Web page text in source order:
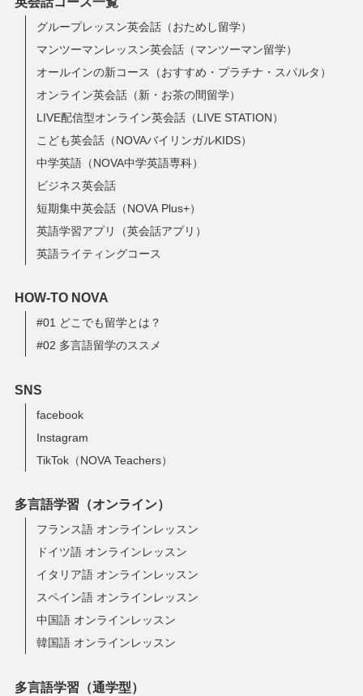
グループレッスン英会話（おためし留学）
マンツーマンレッスン英会話（マンツーマン留学）
オールインの新コース（おすすめ・プラチナ・スパルタ）
オンライン英会話（新・お茶の間留学）
LIVE配信型オンライン英会話（LIVE STATION）
こども英会話（NOVAバイリンガルKIDS）
中学英語（NOVA中学英語専科）
ビジネス英会話
短期集中英会話（NOVA Plus+）
英語学習アプリ（英会話アプリ）
英語ライティングコース
HOW-TO NOVA
#01 どこでも留学とは？
#02 多言語留学のススメ
SNS
facebook
Instagram
TikTok（NOVA Teachers）
多言語学習（オンライン）
フランス語 オンラインレッスン
ドイツ語 オンラインレッスン
イタリア語 オンラインレッスン
スペイン語 オンラインレッスン
中国語 オンラインレッスン
韓国語 オンラインレッスン
多言語学習（通学型）